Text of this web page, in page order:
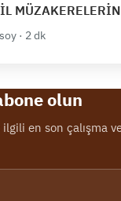
· 2 dk
olun
en son çalışma